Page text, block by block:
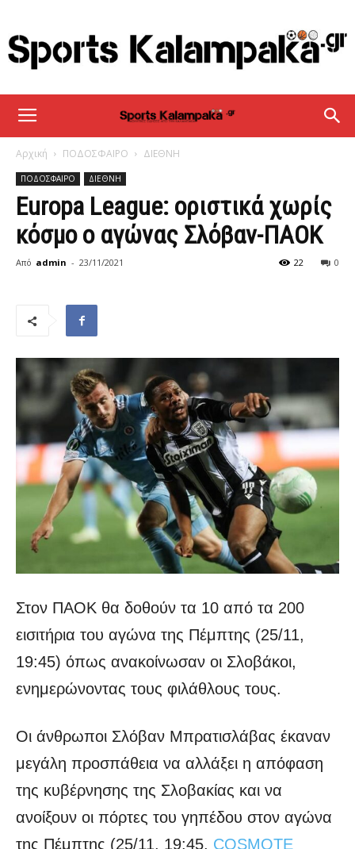
sportskalampaka
Αρχική ΠΟΔΟΣΦΑΙΡΟ ΔΙΕΘΝΗ
ΠΟΔΟΣΦΑΙΡΟ ΔΙΕΘΝΗ
Europa League: οριστικά χωρίς
κόσμο ο αγώνας Σλόβαν-ΠΑΟΚ
Από admin - 23/11/2021 0
22
Στον ΠΑΟΚ θα δοθούν τα 10 από τα 200
εισιτήρια του αγώνα της Πέμπτης (25/11,
19:45) όπως ανακοίνωσαν οι Σλοβάκοι,
ενημερώνοντας τους φιλάθλους τους.
Οι άνθρωποι Σλόβαν Μπρατισλάβας έκαναν
μεγάλη προσπάθεια να αλλάξει η απόφαση
της κυβέρνησης της Σλοβακίας και να
ανοίξουν οι πόρτες του γηπέδου στον αγώνα
της Πέμπτης (25/11, 19:45, COSMOTE